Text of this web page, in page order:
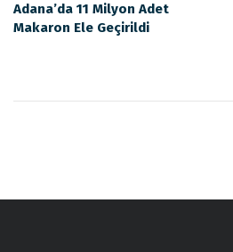
Adana’da 11 Milyon Adet
Makaron Ele Geçirildi